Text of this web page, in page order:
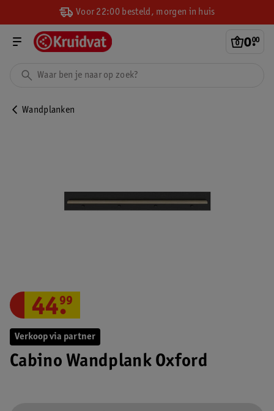
Voor 22:00 besteld, morgen in huis
0.
00
Wandplanken
Verkoop via partner
Cabino Wandplank Oxford
44.
99